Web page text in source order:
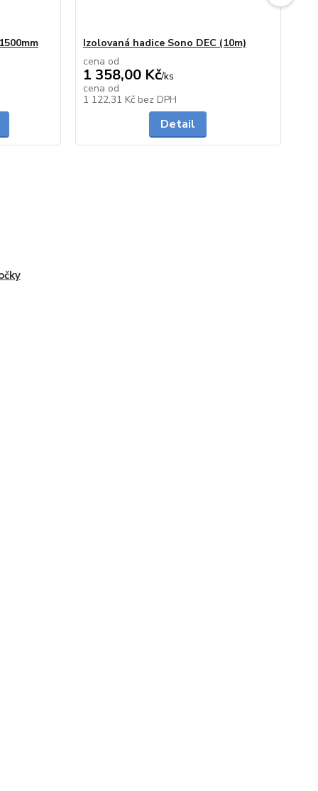
Izolovaná hadice Sono DEC (10m)
cena od
1 358,00 Kč/ks
cena od
1 122,31 Kč bez DPH
Detail